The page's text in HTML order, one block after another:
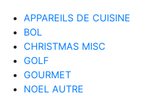
APPAREILS DE CUISINE
BOL
CHRISTMAS MISC
GOLF
GOURMET
NOEL AUTRE